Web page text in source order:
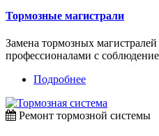
Тормозные магистрали
Замена тормозных
профессионалами с
Подробнее
Ремонт тормозной системы